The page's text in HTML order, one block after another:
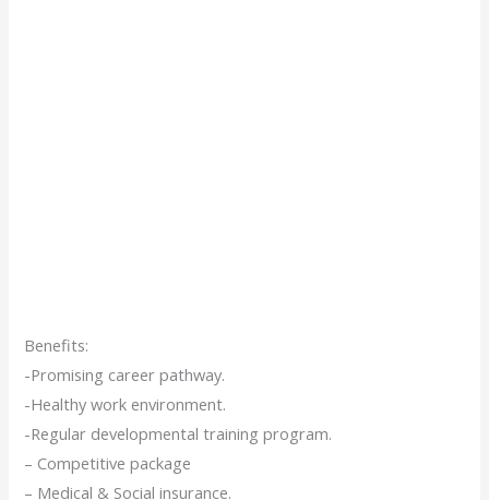
Benefits:
-Promising career pathway.
-Healthy work environment.
-Regular developmental training program.
– Competitive package
– Medical & Social insurance.